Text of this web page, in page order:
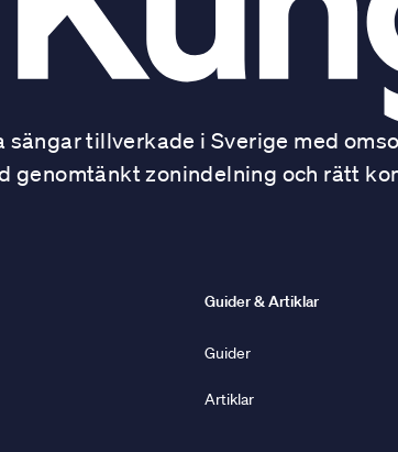
sängar tillverkade i Sverige med
genomtänkt zonindelning och rätt
Guider & Artiklar
Guider
Artiklar